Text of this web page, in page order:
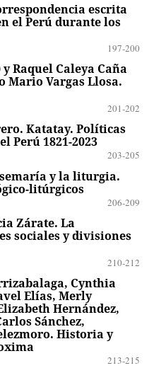
escrita
el Perú durante los
197-200
Raquel Caleya Caña
Mario Vargas Llosa.
201-202
Katatay. Políticas
Perú 1821-2023
203-205
y la liturgia.
litúrgicos
206-209
Zárate. La
sociales y divisiones
210-212
Cynthia
Elías, Merly
Hernández,
Sánchez,
Historia y
213-215